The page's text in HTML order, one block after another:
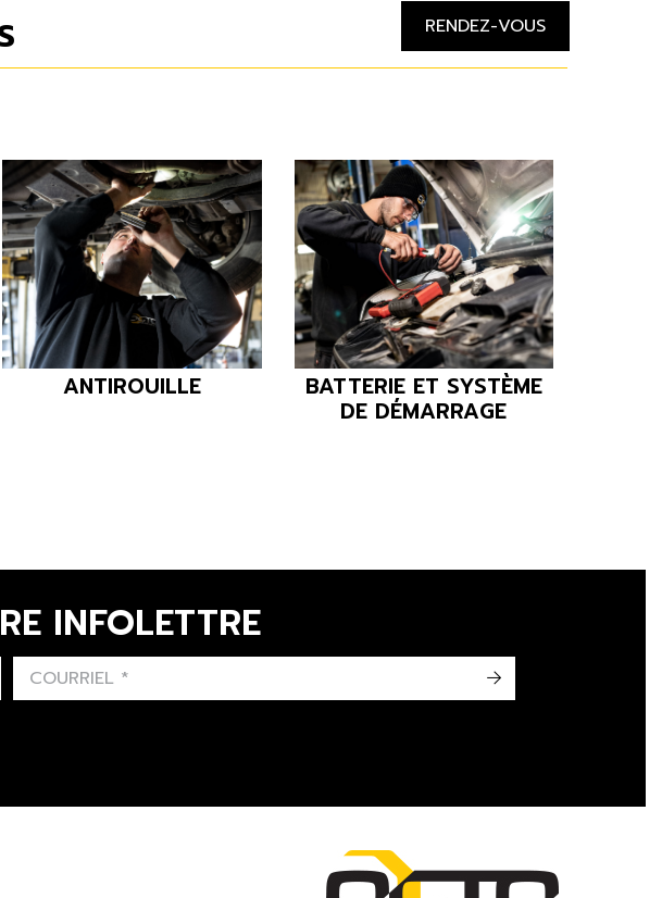
RENDEZ-VOUS
ANTIROUILLE BATTERIE ET SYSTÈME
DE DÉMARRAGE
INFOLETTRE
->